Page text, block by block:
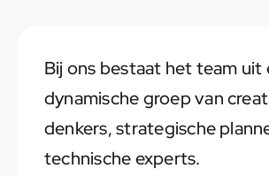
Bij ons bestaat het team uit
dynamische groep van
denkers, strategische
technische experts.